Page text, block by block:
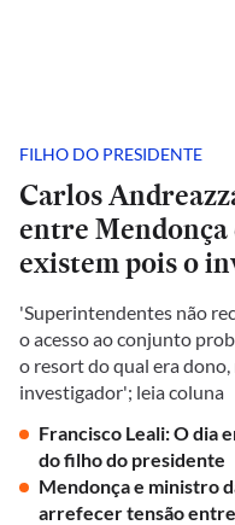
FILHO DO PRESIDENTE
Carlos
entre Mendonça
existem pois o
'Superintendentes não
o acesso ao conjunto
o resort do qual era
investigador'; leia coluna
Francisco Leali: O dia
do filho do presidente
Mendonça e ministro
arrefecer tensão entre